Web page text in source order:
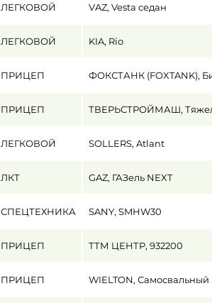
ЛЕГКОВОЙ VAZ, Vesta седан
ЛЕГКОВОЙ KIA, Rio
ПРИЦЕП ФОКСТАНК (FOXTANK),
ПРИЦЕП ТВЕРЬСТРОЙМАШ,
ЛЕГКОВОЙ SOLLERS, Atlant
ЛКТ GAZ, ГАЗель NEXT
СПЕЦТЕХНИКА SANY, SMHW30
ПРИЦЕП ТТМ ЦЕНТР, 932200
ПРИЦЕП WIELTON, Самосвальный